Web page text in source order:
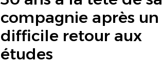
compagnie après un
difficile retour aux
études